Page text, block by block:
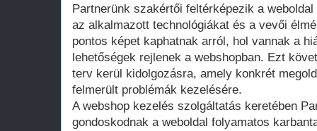
Partnerünk szakértői feltérképezik a
az alkalmazott technológiákat és a vevői
pontos képet kaphatnak arról, hol vannak a
lehetőségek rejlenek a webshopban. Ezt
terv kerül kidolgozásra, amely konkrét
felmerült problémák kezelésére.
A webshop kezelés szolgáltatás keretében
gondoskodnak a weboldal folyamatos